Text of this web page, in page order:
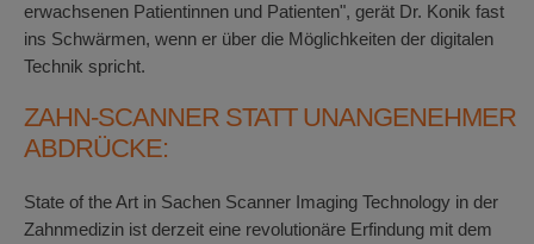
erwachsenen Patientinnen und Patienten", gerät Dr. Konik fast
ins Schwärmen, wenn er über die Möglichkeiten der digitalen
Technik spricht.
ZAHN-SCANNER STATT UNANGENEHMER
ABDRÜCKE:
State of the Art in Sachen Scanner Imaging Technology in der
Zahnmedizin ist derzeit eine revolutionäre Erfindung mit dem